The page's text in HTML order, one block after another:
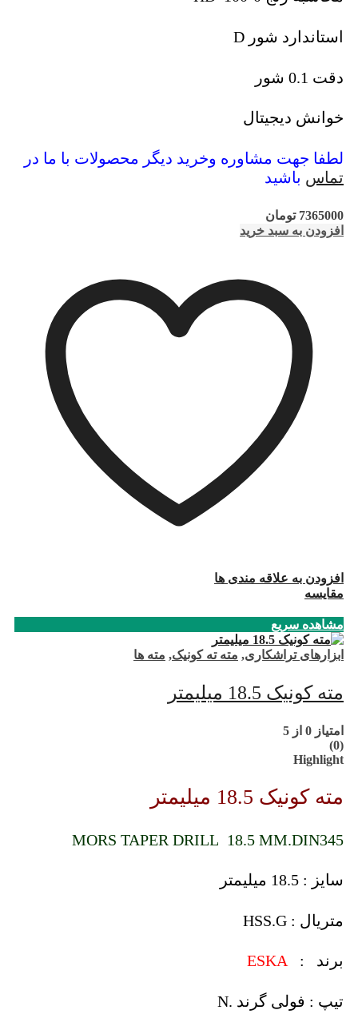
استاندارد شور D
دقت 0.1 شور
خوانش دیجیتال
لطفا جهت مشاوره وخرید دیگر محصولات با ما در
تماس باشید
7365000 تومان
افزودن به سبد خرید
افزودن به علاقه مندی ها
مقایسه
مشاهده سریع
ابزارهای تراشکاری, مته ته کونیک, مته ها
مته کونیک 18.5 میلیمتر
امتیاز 0 از 5
(0)
Highlight
مته کونیک 18.5 میلیمتر
MORS TAPER DRILL 18.5 MM.DIN345
سایز : 18.5 میلیمتر
متریال : HSS.G
برند :
تیپ : فولی گرند .N